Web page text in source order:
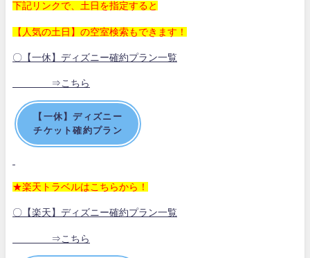
下記リンクで、土日を指定すると
【人気の土日】の空室検索もできます！
〇【一休】ディズニー確約プラン一覧
⇒こちら
【一休】ディズニー
チケット確約プラン
★楽天トラベルはこちらから！
〇【楽天】ディズニー確約プラン一覧
⇒こちら